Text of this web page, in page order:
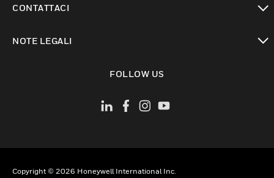
CONTATTACI
NOTE LEGALI
FOLLOW US
Copyright © 2026 Honeywell International Inc.